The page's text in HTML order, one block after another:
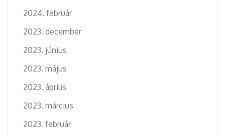
2024. február
2023. december
2023. június
2023. május
2023. április
2023. március
2023. február